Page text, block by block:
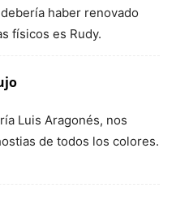
haber renovado
físicos es Rudy.
Luis Aragonés, nos
de todos los colores.